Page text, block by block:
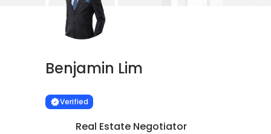
Benjamin Lim
VERIFIED
Verified
Real Estate Negotiator
Learn more